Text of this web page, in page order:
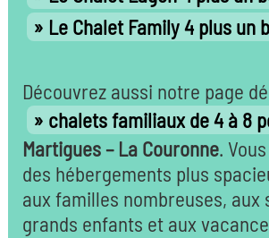
Le Chalet Family 4 plus un
Découvrez aussi notre page
chalets familiaux de 4 à 8
Martigues – La Couronne.
des hébergements plus
aux familles nombreuses, aux
grands enfants et aux